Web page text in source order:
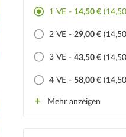
1 VE - 14,50 €
2 VE -29,00 €
3 VE -43,50 €
4 VE -58,00 €
Mehr anzeigen